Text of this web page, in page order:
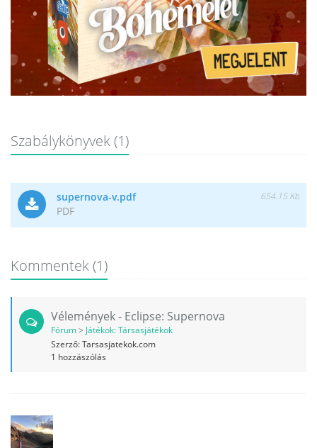
Szabálykönyvek (1)
654.15 Kb
supernova-v.pdf
PDF
Kommentek(1)
Vélemények - Eclipse: Supernova
Fórum> Játékok: Társasjátékok
Szerző:Tarsasjatekok.com
1 hozzászólás